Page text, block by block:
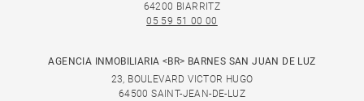
64200 BIARRITZ
05 59 51 00 00
AGENCIA INMOBILIARIA <BR> BARNES SAN JUAN DE LUZ
23, BOULEVARD VICTOR HUGO
64500 SAINT-JEAN-DE-LUZ